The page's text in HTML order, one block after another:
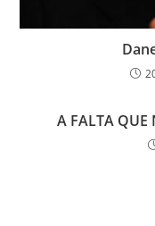
A FALTA QUE